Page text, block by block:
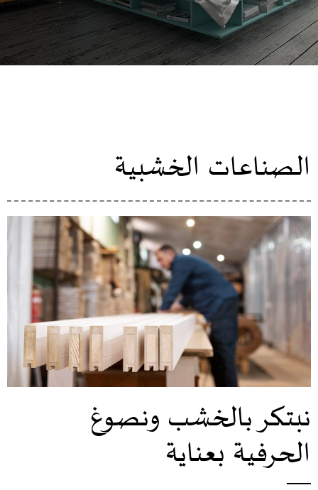
الصناعات الخشبية
نبتكر بالخشب ونصوغ
الحرفية بعناية